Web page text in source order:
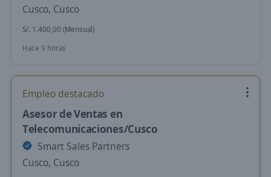
Cusco, Cusco
S/. 1.400,00 (Mensual)
Hace 9 horas
Empleo destacado
Asesor de Ventas en
Telecomunicaciones/Cusco
Smart Sales Partners
Cusco, Cusco